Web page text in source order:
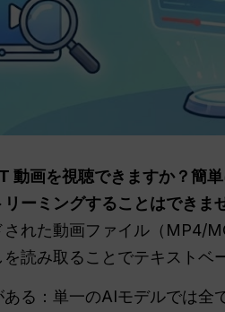
動画を視聴できますか？簡
ーミングすることはできま
れた動画ファイル（MP4/
読み取ることでテキストベ
る：単一のAIモデルでは